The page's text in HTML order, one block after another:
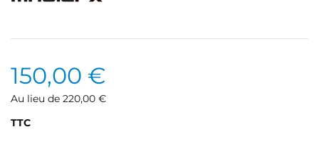
150,00 €
Au lieu de 220,00 €
TTC